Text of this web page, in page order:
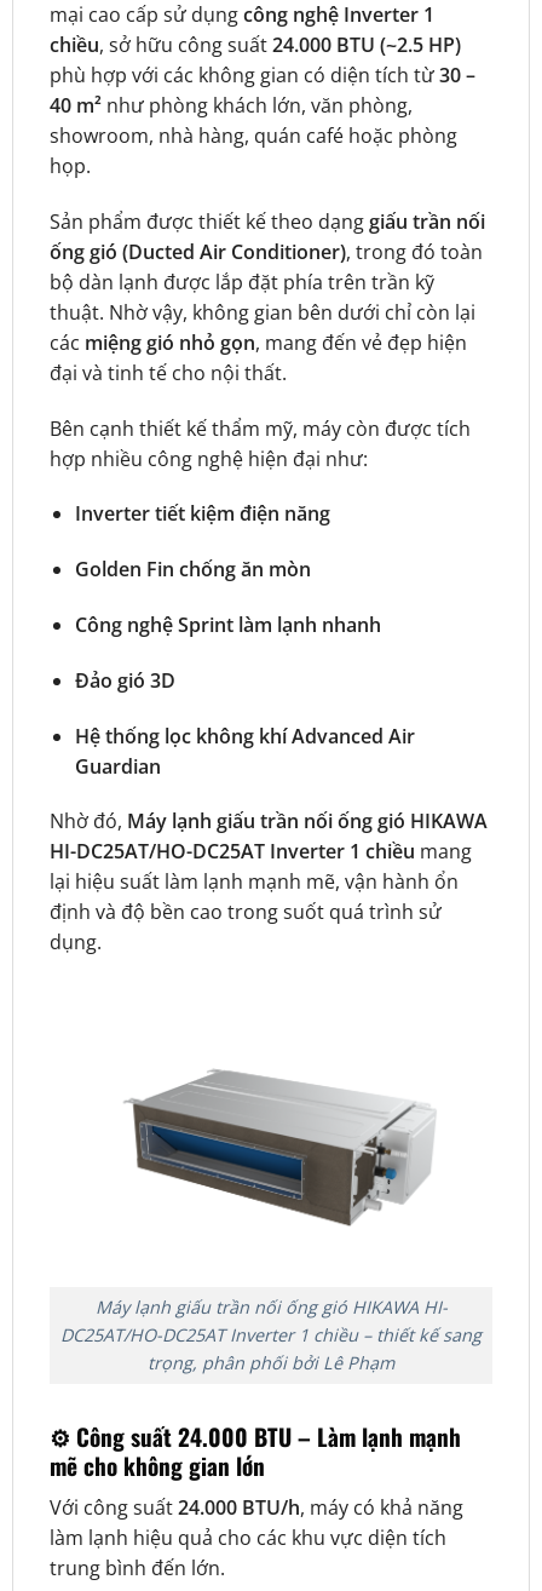
mại cao cấp sử dụngcông nghệ Inverter 1
chiều, sở hữu công suất24.000 BTU (~2.5 HP)
phù hợp với các không gian có diện tích từ30 –
40 m²như phòng khách lớn, văn phòng,
showroom, nhà hàng, quán café hoặc phòng
họp.
Sản phẩm được thiết kế theo dạnggiấu trần nối
ống gió (Ducted Air Conditioner), trong đó toàn
bộ dàn lạnh được lắp đặt phía trên trần kỹ
thuật. Nhờ vậy, không gian bên dưới chỉ còn lại
các miệng gió nhỏ gọn, mang đến vẻ đẹp hiện
đại và tinh tế cho nội thất.
Bên cạnh thiết kế thẩm mỹ, máy còn được tích
hợp nhiều công nghệ hiện đại như:
Inverter tiết kiệm điện năng
Golden Fin chống ăn mòn
Công nghệ Sprint làm lạnh nhanh
Đảo gió 3D
Hệ thống lọc không khí Advanced Air
Guardian
Nhờ đó, Máy lạnh giấu trần nối ống gió HIKAWA
HI-DC25AT/HO-DC25AT Inverter 1 chiều mang
lại hiệu suất làm lạnh mạnh mẽ, vận hành ổn
định và độ bền cao trong suốt quá trình sử
dụng.
Máy lạnh giấu trần nối ống gió HIKAWA HI-
DC25AT/HO-DC25AT Inverter 1 chiều – thiết kế sang
trọng, phân phối bởi Lê Phạm
⚙️ Công suất 24.000 BTU – Làm lạnh mạnh
mẽ cho không gian lớn
Với công suất24.000 BTU/h, máy có khả năng
làm lạnh hiệu quả cho các khu vực diện tích
trung bình đến lớn.